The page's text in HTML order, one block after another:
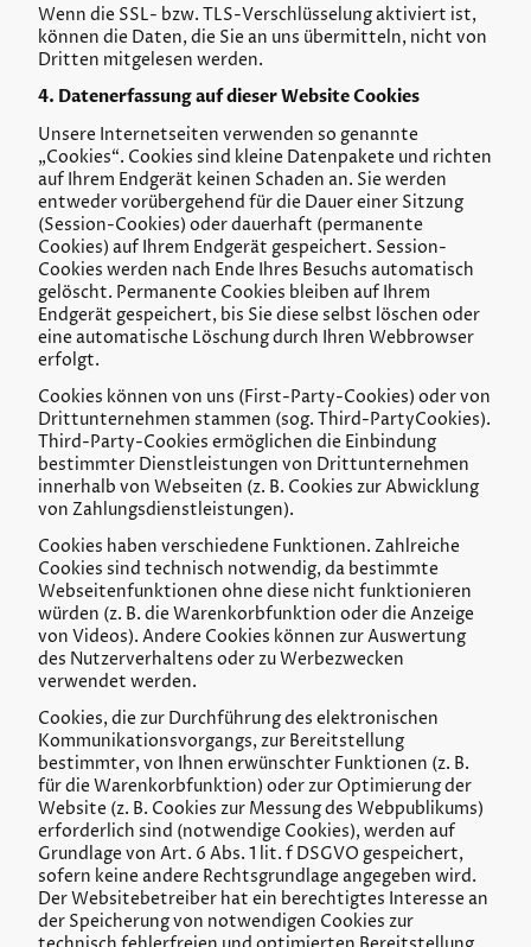
Wenn die SSL- bzw. TLS-Verschlüsselung aktiviert ist,
können die Daten, die Sie an uns übermitteln, nicht von
Dritten mitgelesen werden.
4. Datenerfassung auf dieser Website Cookies
Unsere Internetseiten verwenden so genannte
„Cookies“. Cookies sind kleine Datenpakete und richten
auf Ihrem Endgerät keinen Schaden an. Sie werden
entweder vorübergehend für die Dauer einer Sitzung
(Session-Cookies) oder dauerhaft (permanente
Cookies) auf Ihrem Endgerät gespeichert. Session-
Cookies werden nach Ende Ihres Besuchs automatisch
gelöscht. Permanente Cookies bleiben auf Ihrem
Endgerät gespeichert, bis Sie diese selbst löschen oder
eine automatische Löschung durch Ihren Webbrowser
erfolgt.
Cookies können von uns (First-Party-Cookies) oder von
Drittunternehmen stammen (sog. Third-PartyCookies).
Third-Party-Cookies ermöglichen die Einbindung
bestimmter Dienstleistungen von Drittunternehmen
innerhalb von Webseiten (z. B. Cookies zur Abwicklung
von Zahlungsdienstleistungen).
Cookies haben verschiedene Funktionen. Zahlreiche
Cookies sind technisch notwendig, da bestimmte
Webseitenfunktionen ohne diese nicht funktionieren
würden (z. B. die Warenkorbfunktion oder die Anzeige
von Videos). Andere Cookies können zur Auswertung
des Nutzerverhaltens oder zu Werbezwecken
verwendet werden.
Cookies, die zur Durchführung des elektronischen
Kommunikationsvorgangs, zur Bereitstellung
bestimmter, von Ihnen erwünschter Funktionen (z. B.
für die Warenkorbfunktion) oder zur Optimierung der
Website (z. B. Cookies zur Messung des Webpublikums)
erforderlich sind (notwendige Cookies), werden auf
Grundlage von Art. 6 Abs. 1 lit. f DSGVO gespeichert,
sofern keine andere Rechtsgrundlage angegeben wird.
Der Websitebetreiber hat ein berechtigtes Interesse an
der Speicherung von notwendigen Cookies zur